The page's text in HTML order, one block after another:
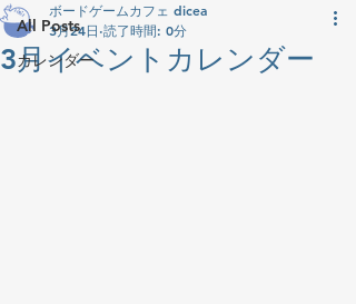
All Posts
カレンダー
3月イベントカレンダー
ボードゲームカフェ dicea
3月24日 読了時間: 0分